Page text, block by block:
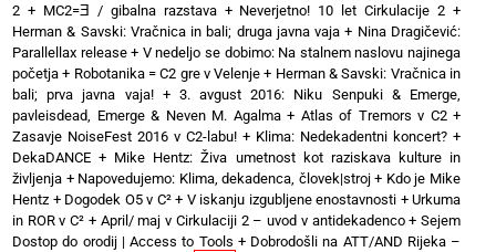
2 + MC2=Ǝ / gibalna razstava+ Neverjetno! 10 let Cirkulacije 2 +
Herman & Savski: Vračnica in bali; druga javna vaja + Nina Dragičević:
Parallellax release+ V nedeljo se dobimo: Na stalnem naslovu najinega
početja + Robotanika = C2 gre v Velenje + Herman & Savski: Vračnica in
bali; prva javna vaja!+ 3. avgust 2016: Niku Senpuki & Emerge,
pavleisdead, Emerge & Neven M. Agalma+ Atlas of Tremors v C2+
Zasavje NoiseFest 2016 v C2-labu! + Klima: Nedekadentni koncert? +
DekaDANCE + Mike Hentz: Živa umetnost kot raziskava kulture in
življenja + Napovedujemo: Klima, dekadenca, človek|stroj+ Kdo je Mike
Hentz + Dogodek O5 v C²+ V iskanju izgubljene enostavnosti + Urkuma
in ROR v C² + April/ maj v Cirkulaciji 2 – uvod v antidekadenco+Sejem
Dostop do orodij | Access to Tools + Dobrodošli na ATT/AND Rijeka –